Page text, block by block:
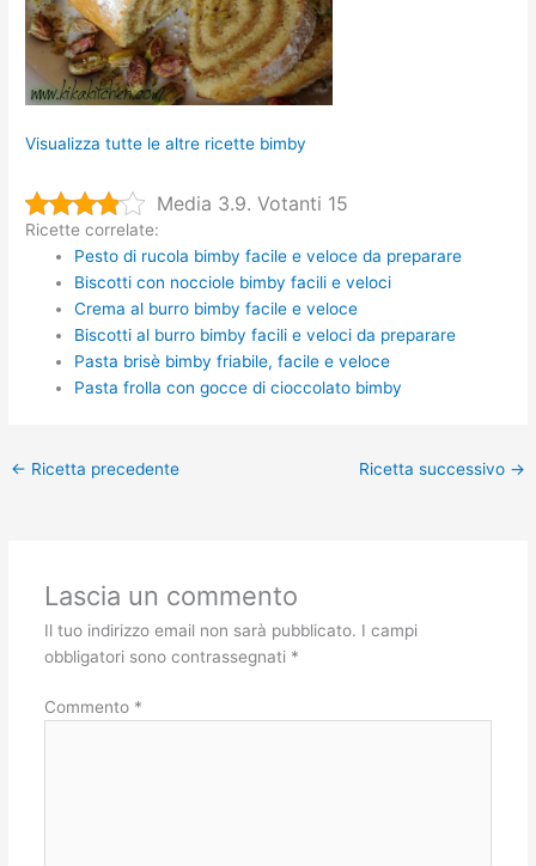
Visualizza tutte le altre ricette bimby
Media 3.9. Votanti 15
Ricette correlate:
Pesto di rucola bimby facile e veloce da preparare
Biscotti con nocciole bimby facili e veloci
Crema al burro bimby facile e veloce
Biscotti al burro bimby facili e veloci da preparare
Pasta brisè bimby friabile, facile e veloce
Pasta frolla con gocce di cioccolato bimby
← Ricetta precedente Ricetta successivo →
Lascia un commento
Il tuo indirizzo email non sarà pubblicato. I campi
obbligatori sono contrassegnati *
Commento *